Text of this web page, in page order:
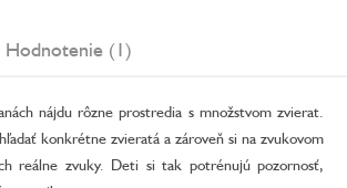
Hodnotenie (1)
nájdu rôzne prostredia s množstvom zvierat.
konkrétne zvieratá a zároveň si na zvukovom
reálne zvuky. Deti si tak potrénujú pozornosť,